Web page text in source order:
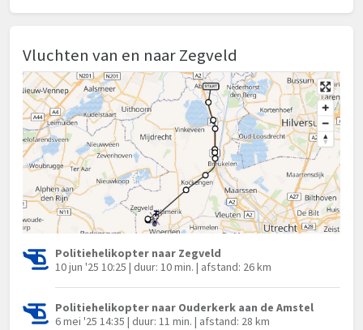
Vluchten van en naar Zegveld
Politiehelikopter naar Zegveld
10 jun '25 10:25 | duur: 10 min. | afstand: 26 km
Politiehelikopter naar Ouderkerk aan de Amstel
6 mei '25 14:35 | duur: 11 min. | afstand: 28 km